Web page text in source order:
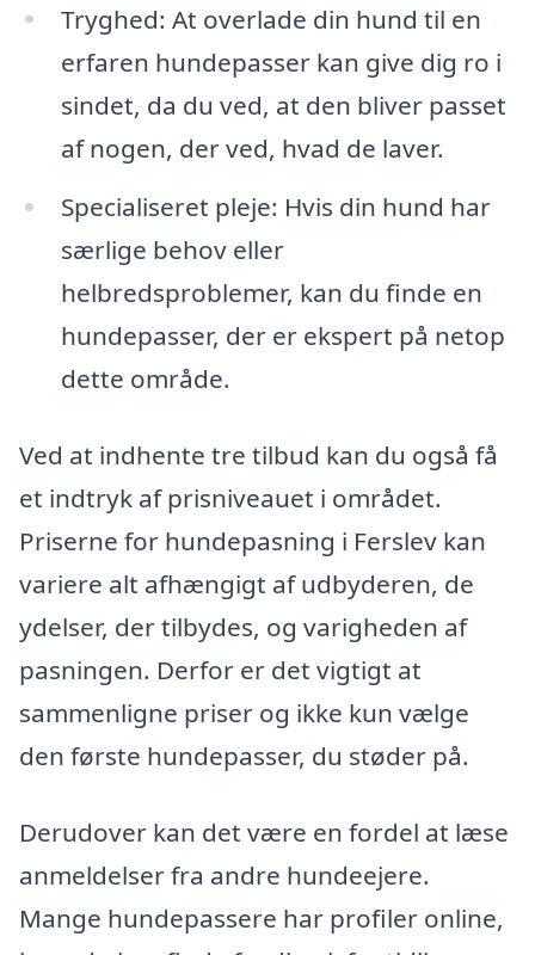
Tryghed: At overlade din hund til en
erfaren hundepasser kan give dig ro i
sindet, da du ved, at den bliver passet
af nogen, der ved, hvad de laver.
Specialiseret pleje: Hvis din hund har
særlige behov eller
helbredsproblemer, kan du finde en
hundepasser, der er ekspert på netop
dette område.
Ved at indhente tre tilbud kan du også få
et indtryk af prisniveauet i området.
Priserne for hundepasning i Ferslev kan
variere alt afhængigt af udbyderen, de
ydelser, der tilbydes, og varigheden af
pasningen. Derfor er det vigtigt at
sammenligne priser og ikke kun vælge
den første hundepasser, du støder på.
Derudover kan det være en fordel at læse
anmeldelser fra andre hundeejere.
Mange hundepassere har profiler online,